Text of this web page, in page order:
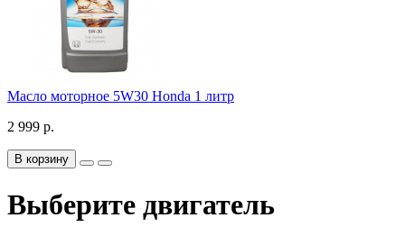
Масло моторное 5W30 Honda 1 литр
2 999 р.
В корзину
Выберите двигатель